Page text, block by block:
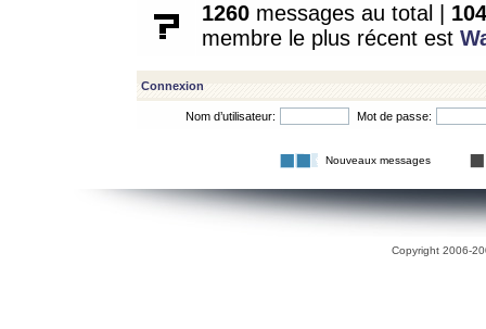
1260 messages au total | 104
membre le plus récent est
Connexion
Nom d’utilisateur: Mot de passe:
Nouveaux messages
Copyright 2006-